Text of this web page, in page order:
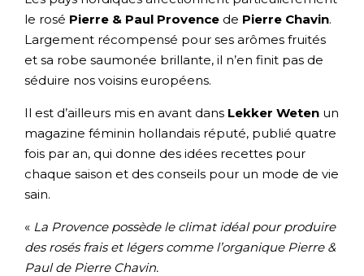
le rosé Pierre & Paul Provence de Pierre Chavin.
Largement récompensé pour ses arômes fruités
et sa robe saumonée brillante, il n’en finit pas de
séduire nos voisins européens.
Il est d’ailleurs mis en avant dans Lekker Weten un
magazine féminin hollandais réputé, publié quatre
fois par an, qui donne des idées recettes pour
chaque saison et des conseils pour un mode de vie
sain.
« La Provence possède le climat idéal pour produire
des rosés frais et légers comme l’organique Pierre &
Paul de Pierre Chavin.